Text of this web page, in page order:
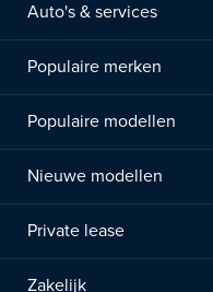
Auto's & services
Populaire merken
Populaire modellen
Nieuwe modellen
Private lease
Zakelijk